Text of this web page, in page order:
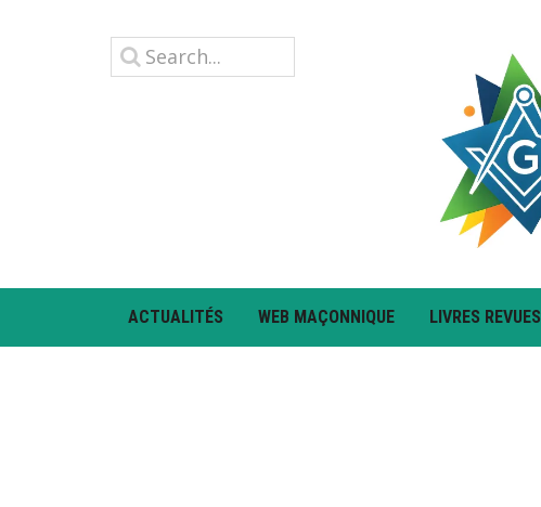
ACTUALITÉS WEB MAÇONNIQUE LIVRES REVUES